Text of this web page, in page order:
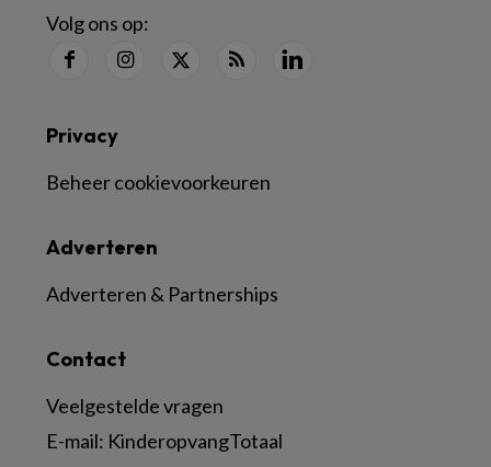
Volg ons op:
Contact
Veelgestelde vragen
E-mail: KinderopvangTotaal
Adverteren
Adverteren & Partnerships
Privacy
Beheer cookievoorkeuren